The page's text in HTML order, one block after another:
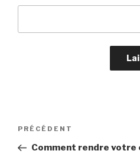
Navigation
l’article
Article
précédent
PRÉCÉDENT
Comment rendre votre